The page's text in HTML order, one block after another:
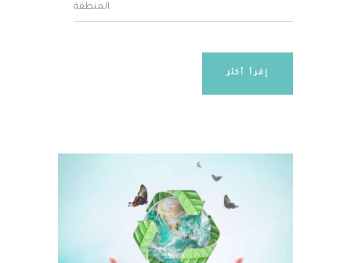
المنطقة.
إقرأ أكثر